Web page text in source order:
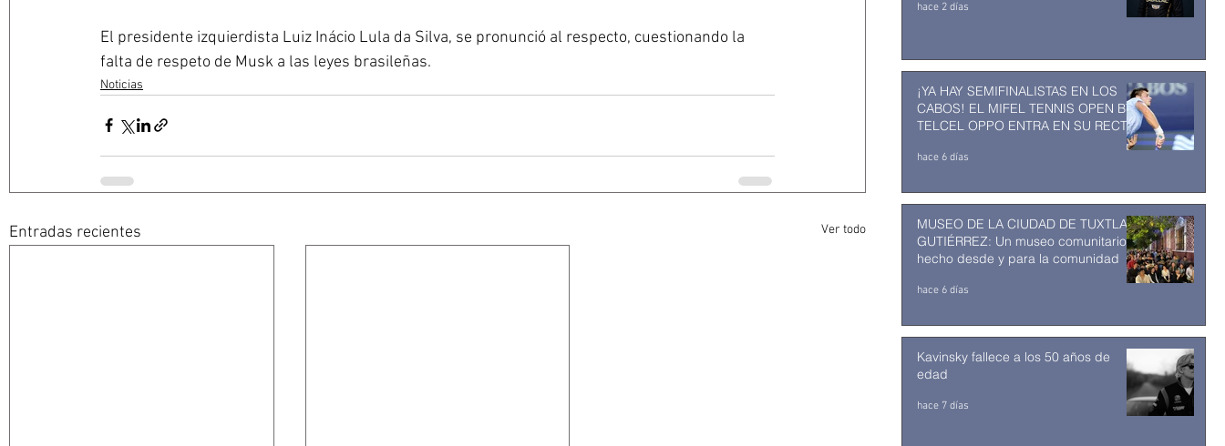
El presidente izquierdista Luiz Inácio Lula da Silva, se pronunció al respecto, cuestionando la
falta de respeto de Musk a las leyes brasileñas.
Noticias
Entradas recientes Ver todo
hace 2 días
¡YA HAY SEMIFINALISTAS EN LOS
CABOS! EL MIFEL TENNIS OPEN BY
TELCEL OPPO ENTRA EN SU RECTA
hace 6 días
MUSEO DE LA CIUDAD DE TUXTLA
GUTIÉRREZ: Un museo comunitario
hecho desde y para la comunidad
hace 6 días
Kavinsky fallece a los 50 años de
edad
hace 7 días